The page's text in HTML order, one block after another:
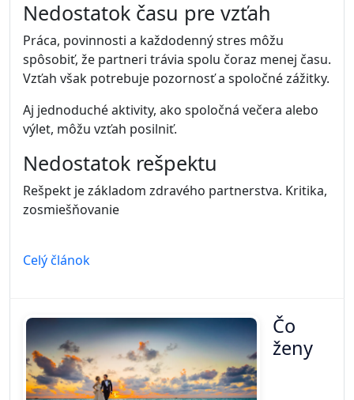
Nedostatok času pre vzťah
Práca, povinnosti a každodenný stres môžu
spôsobiť, že partneri trávia spolu čoraz menej času.
Vzťah však potrebuje pozornosť a spoločné zážitky.
Aj jednoduché aktivity, ako spoločná večera alebo
výlet, môžu vzťah posilniť.
Nedostatok rešpektu
Rešpekt je základom zdravého partnerstva. Kritika,
zosmiešňovanie
Celý článok
Čo
ženy